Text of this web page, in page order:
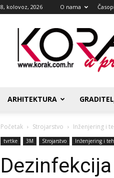
8, kolovoz, 2026 O nama
Korak
u
prostor
ARHITEKTURA
Početak Strojarstvo Inženjering i
tvrtke 3M Strojarstvo Inženjering i